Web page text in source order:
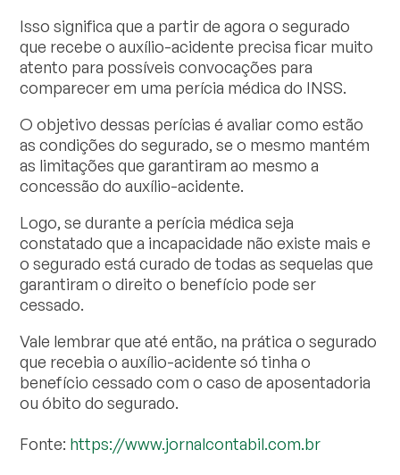
Isso significa que a partir de agora o segurado
que recebe o auxílio-acidente precisa ficar muito
atento para possíveis convocações para
comparecer em uma perícia médica do INSS.
O objetivo dessas perícias é avaliar como estão
as condições do segurado, se o mesmo mantém
as limitações que garantiram ao mesmo a
concessão do auxílio-acidente.
Logo, se durante a perícia médica seja
constatado que a incapacidade não existe mais e
o segurado está curado de todas as sequelas que
garantiram o direito o benefício pode ser
cessado.
Vale lembrar que até então, na prática o segurado
que recebia o auxílio-acidente só tinha o
benefício cessado com o caso de aposentadoria
ou óbito do segurado.
Fonte: https://www.jornalcontabil.com.br